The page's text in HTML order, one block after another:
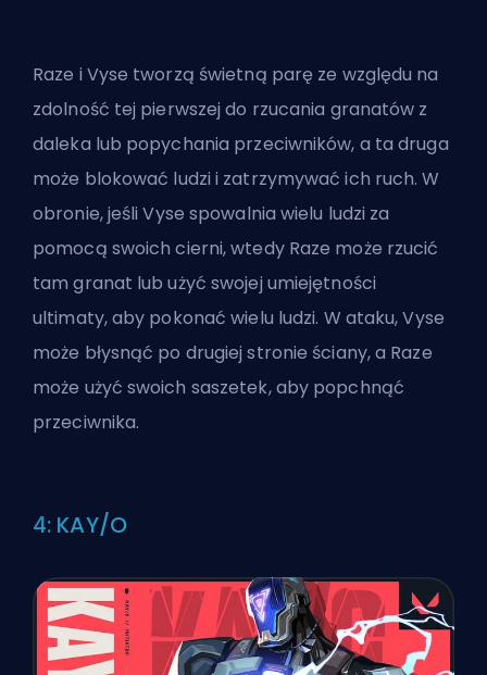
Raze i Vyse tworzą świetną parę ze względu na
zdolność tej pierwszej do rzucania granatów z
daleka lub popychania przeciwników, a ta druga
może blokować ludzi i zatrzymywać ich ruch. W
obronie, jeśli Vyse spowalnia wielu ludzi za
pomocą swoich cierni, wtedy Raze może rzucić
tam granat lub użyć swojej umiejętności
ultimaty, aby pokonać wielu ludzi. W ataku, Vyse
może błysnąć po drugiej stronie ściany, a Raze
może użyć swoich saszetek, aby popchnąć
przeciwnika.
4: KAY/O